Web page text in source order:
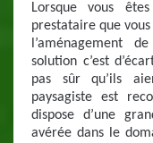
Lorsque vous
prestataire que
l’aménagement
solution c’est
pas sûr qu’ils
paysagiste est
dispose d’une
avérée dans le